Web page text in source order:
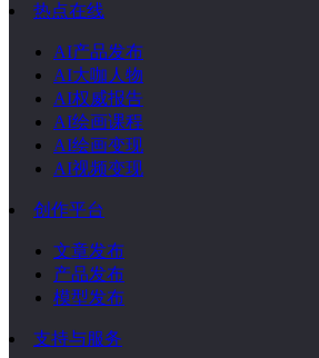
热点在线
AI产品发布
AI大咖人物
AI权威报告
AI绘画课程
AI绘画变现
AI视频变现
创作平台
文章发布
产品发布
模型发布
支持与服务